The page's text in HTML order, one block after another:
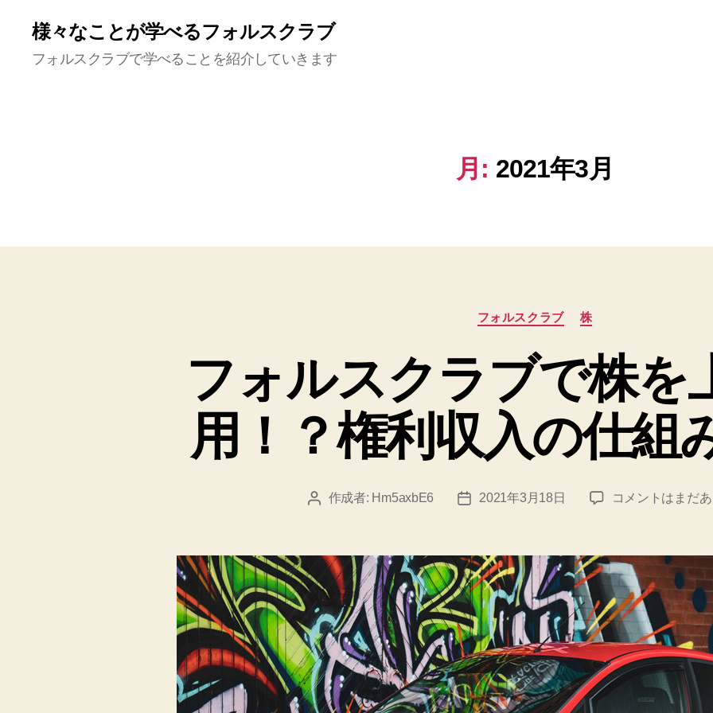
様々なことが学べるフォルスクラブ
フォルスクラブで学べることを紹介していきます
月: 2021年3月
カ
テ
リ
フォルスクラブ 株
フォルスクラブで株を
用！？権利収入の仕組
投 作成者: Hm5axbE6
投
2021年3月18日
フ
ス
ク
ラ
ブ
で
株
を
上
コメントはまだ